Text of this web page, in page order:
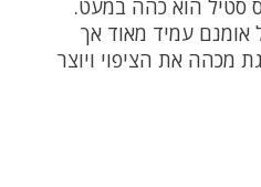
סטיל הוא כהה במעט.
עמיד מאוד אך
מכהה את הציפוי ויוצר